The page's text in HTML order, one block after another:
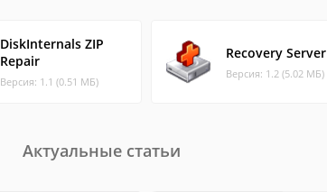
DiskInternals ZIP
Repair
Версия: 1.1 (0.51 МБ)
Recovery Server
Версия: 1.2 (5.02 МБ)
Актуальные статьи